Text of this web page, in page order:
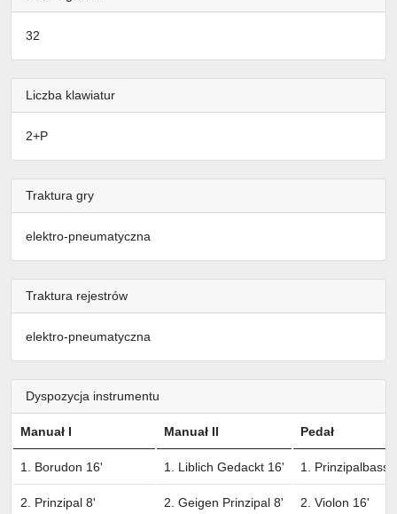
32
Liczba klawiatur
2+P
Traktura gry
elektro-pneumatyczna
Traktura rejestrów
elektro-pneumatyczna
Dyspozycja instrumentu
Manuał I Manuał II Pedał
1. Borudon 16' 1. Liblich Gedackt 16' 1. Prinzipalbass
2. Prinzipal 8' 2. Geigen Prinzipal 8' 2. Violon 16'